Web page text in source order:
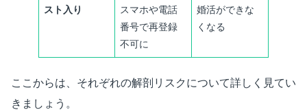
スト入り
スマホや電話
番号で再登録
不可に
婚活ができな
くなる
ここからは、それぞれの解剖リスクについて詳しく見てい
きましょう。